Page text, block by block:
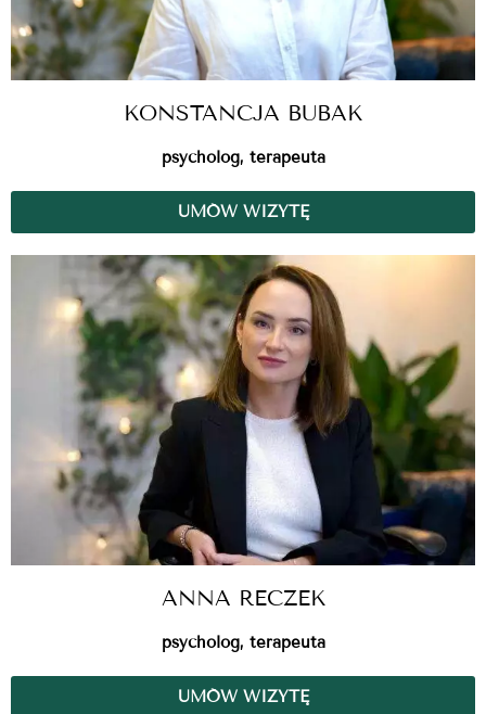
KONSTANCJA BUBAK
psycholog, terapeuta
UMÓW WIZYTĘ
ANNA RECZEK
psycholog, terapeuta
UMÓW WIZYTĘ